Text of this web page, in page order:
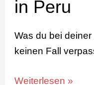
in Peru
Was du bei
keinen Fall
Weiterlesen »